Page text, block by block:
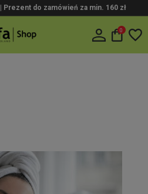
Prezent do zamówień za min. 160 zł
0